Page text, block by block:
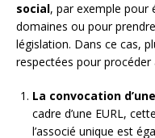
social, par exemple pour
domaines ou pour
législation. Dans ce cas,
respectées pour procéder
La convocation
cadre d’une EURL,
l’associé unique est